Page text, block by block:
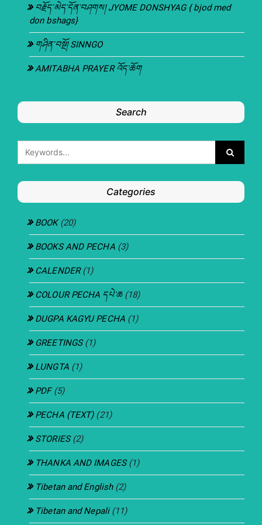
བརྗོད་མེད་དོན་བཤགས། JYOME DONSHYAG { bjod med
don bshags}
གཤིན་བསྔོ། SINNGO
AMITABHA PRAYER འོད་ཆོག
Search
Categories
BOOK(20)
BOOKS AND PECHA(3)
CALENDER(1)
COLOUR PECHA དཔེ་ཆ(18)
DUGPA KAGYU PECHA(1)
GREETINGS(1)
LUNGTA(1)
PDF(5)
PECHA (TEXT)(21)
STORIES(2)
THANKA AND IMAGES(1)
Tibetan and English(2)
Tibetan and Nepali(11)